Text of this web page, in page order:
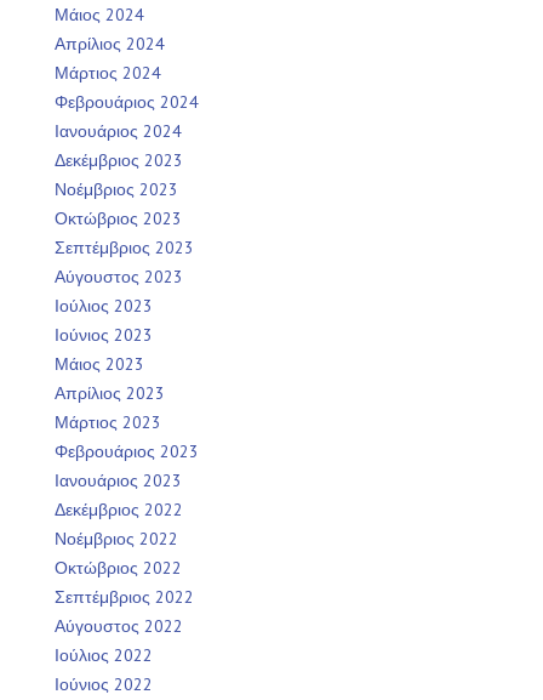
Μάιος 2024
Απρίλιος 2024
Μάρτιος 2024
Φεβρουάριος 2024
Ιανουάριος 2024
Δεκέμβριος 2023
Νοέμβριος 2023
Οκτώβριος 2023
Σεπτέμβριος 2023
Αύγουστος 2023
Ιούλιος 2023
Ιούνιος 2023
Μάιος 2023
Απρίλιος 2023
Μάρτιος 2023
Φεβρουάριος 2023
Ιανουάριος 2023
Δεκέμβριος 2022
Νοέμβριος 2022
Οκτώβριος 2022
Σεπτέμβριος 2022
Αύγουστος 2022
Ιούλιος 2022
Ιούνιος 2022